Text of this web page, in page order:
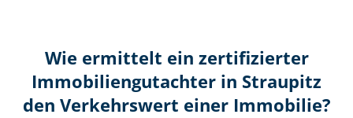
Wie ermittelt ein zertifizierter
Immobilien­gutachter in Straupitz
den Verkehrswert einer Immobilie?